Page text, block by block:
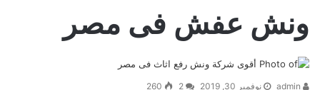
ونش عفش فى مصر
نوفمبر 30, 2019 2
260